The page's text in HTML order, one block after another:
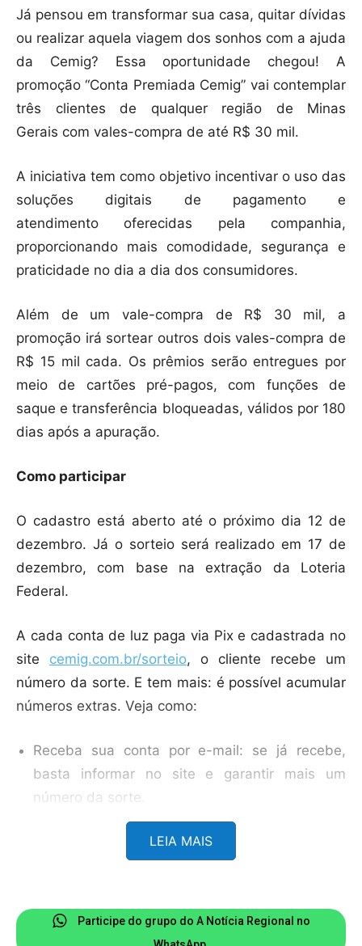
Já pensou em transformar sua casa, quitar dívidas
ou realizar aquela viagem dos sonhos com a ajuda
da Cemig? Essa oportunidade chegou! A
promoção “Conta Premiada Cemig” vai contemplar
três clientes de qualquer região de Minas
Gerais com vales-compra de até R$ 30 mil.
A iniciativa tem como objetivo incentivar o uso das
soluções digitais de pagamento e
atendimento oferecidas pela companhia,
proporcionando mais comodidade, segurança e
praticidade no dia a dia dos consumidores.
Além de um vale-compra de R$ 30 mil, a
promoção irá sortear outros dois vales-compra de
R$ 15 mil cada. Os prêmios serão entregues por
meio de cartões pré-pagos, com funções de
saque e transferência bloqueadas, válidos por 180
dias após a apuração.
Como participar
O cadastro está aberto até o próximo dia 12 de
dezembro. Já o sorteio será realizado em 17 de
dezembro, com base na extração da Loteria
Federal.
A cada conta de luz paga via Pix e cadastrada no
site cemig.com.br/sorteio, o cliente recebe um
número da sorte. E tem mais: é possível acumular
números extras. Veja como:
Receba sua conta por e-mail: se já recebe,
basta informar no site e garantir mais um
número da sorte.
Atualize seus dados cadastrais: baixe o app
Indique amigos: compartilhe seu link
personalizado da promoção. Cada amigo que
LEIA MAIS
Participe do grupo do A Notícia Regional no